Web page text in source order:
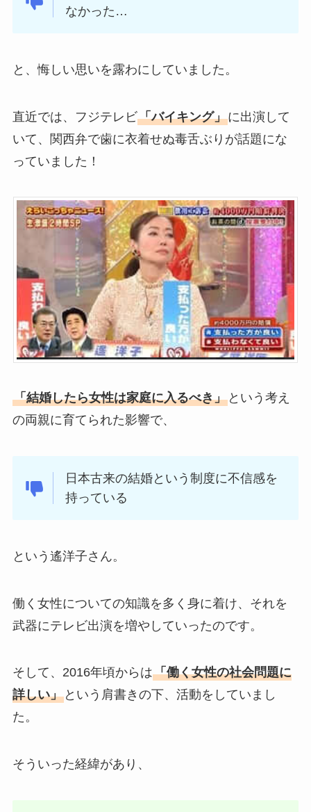
なかった…
と、悔しい思いを露わにしていました。
直近では、フジテレビ「バイキング」に出演して
いて、関西弁で歯に衣着せぬ毒舌ぶりが話題にな
っていました！
「結婚したら女性は家庭に入るべき」という考え
の両親に育てられた影響で、
日本古来の結婚という制度に不信感を
持っている
という遙洋子さん。
働く女性についての知識を多く身に着け、それを
武器にテレビ出演を増やしていったのです。
そして、2016年頃からは「働く女性の社会問題に
詳しい」という肩書きの下、活動をしていまし
た。
そういった経緯があり、